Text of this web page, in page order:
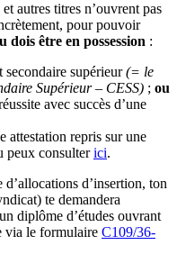
autres titres n’ouvrent pas
pour pouvoir
dois être en possession :
secondaire supérieur(= le
Supérieur – CESS) ; ou
avec succès d’une
attestation repris sur une
peux consulterici.
d’insertion, ton
te demandera
diplôme d’études ouvrant
via le formulaire C109/36-